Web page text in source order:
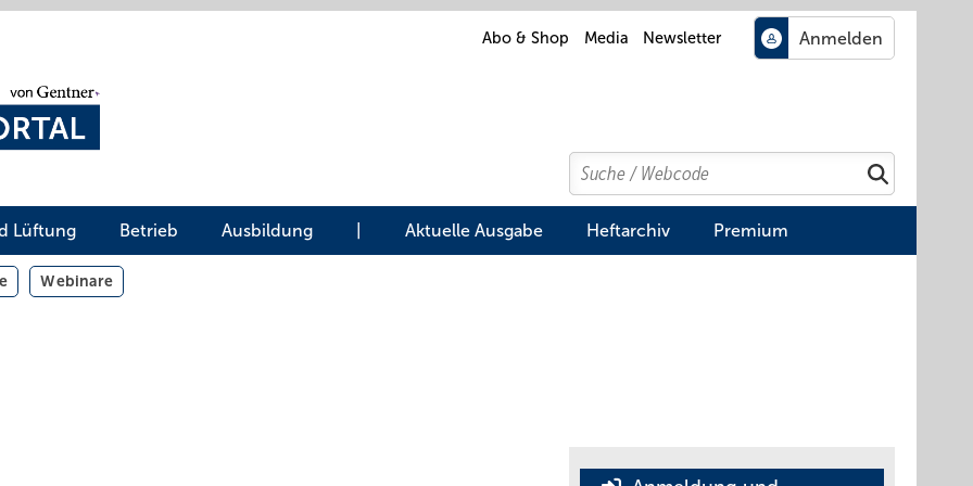
Abo & Shop Media Newsletter
Search
Suchen
Lüftung Betrieb Ausbildung Aktuelle Ausgabe Heftarchiv Premium
Webinare